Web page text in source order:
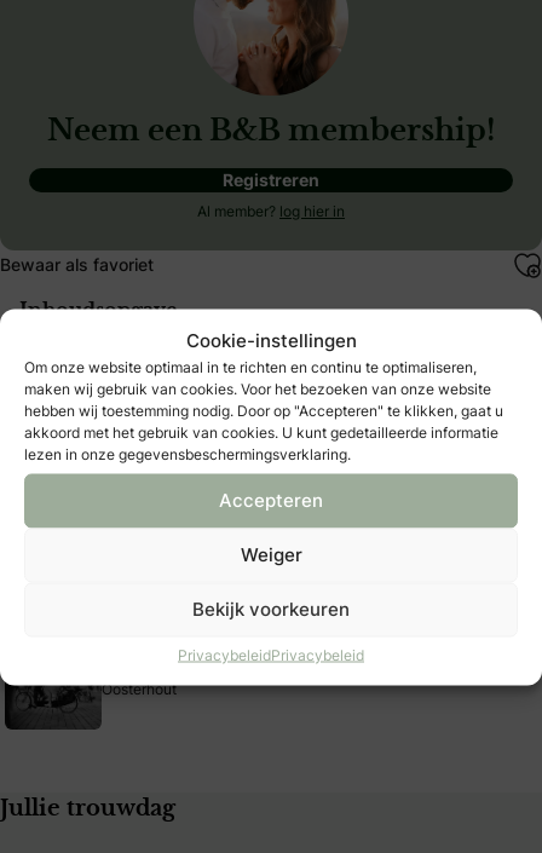
Cookie-instellingen
Om onze website optimaal in te richten en continu te optimaliseren,
maken wij gebruik van cookies. Voor het bezoeken van onze website
hebben wij toestemming nodig. Door op "Accepteren" te klikken, gaat u
akkoord met het gebruik van cookies. U kunt gedetailleerde informatie
lezen in onze gegevensbeschermingsverklaring.
Accepteren
Weiger
Bekijk voorkeuren
PrivacybeleidPrivacybeleid
Neem een B&B membership!
Registreren
Al member? log hier in
Bewaar als favoriet
Inhoudsopgave
Gerelateerde Aanbieders
Pictures&Plans
Waddinxveen
Seraina Wams Fotografie
Oosterhout
Jullie trouwdag